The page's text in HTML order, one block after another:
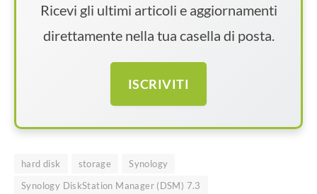
Ricevi gli ultimi articoli e aggiornamenti
direttamente nella tua casella di posta.
ISCRIVITI
hard disk storage
Synology
Synology DiskStation Manager (DSM) 7.3